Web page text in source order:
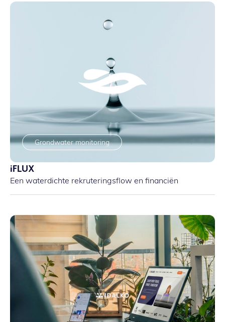
Grondwater monitoring
iFLUX
Een waterdichte rekruteringsflow en financiën